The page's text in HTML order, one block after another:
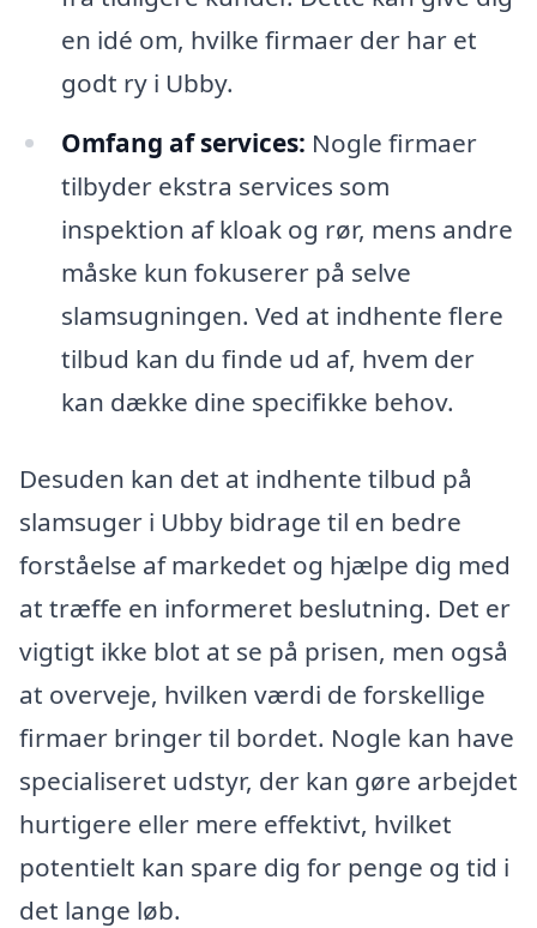
en idé om, hvilke firmaer der har et
godt ry i Ubby.
Omfang af services: Nogle firmaer
tilbyder ekstra services som
inspektion af kloak og rør, mens andre
måske kun fokuserer på selve
slamsugningen. Ved at indhente flere
tilbud kan du finde ud af, hvem der
kan dække dine specifikke behov.
Desuden kan det at indhente tilbud på
slamsuger i Ubby bidrage til en bedre
forståelse af markedet og hjælpe dig med
at træffe en informeret beslutning. Det er
vigtigt ikke blot at se på prisen, men også
at overveje, hvilken værdi de forskellige
firmaer bringer til bordet. Nogle kan have
specialiseret udstyr, der kan gøre arbejdet
hurtigere eller mere effektivt, hvilket
potentielt kan spare dig for penge og tid i
det lange løb.